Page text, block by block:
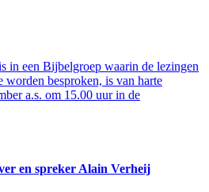
in een Bijbelgroep waarin de lezingen
worden besproken, is van harte
a.s. om 15.00 uur in de
en spreker Alain Verheij